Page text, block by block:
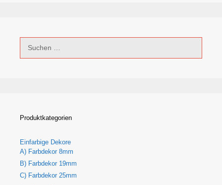
nach:
Produktkategorien
Einfarbige Dekore
A) Farbdekor 8mm
B) Farbdekor 19mm
C) Farbdekor 25mm